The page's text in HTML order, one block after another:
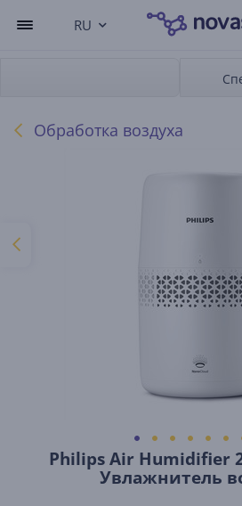
RU
Обработка воздуха
Philips Air Humidifier
Увлажнитель